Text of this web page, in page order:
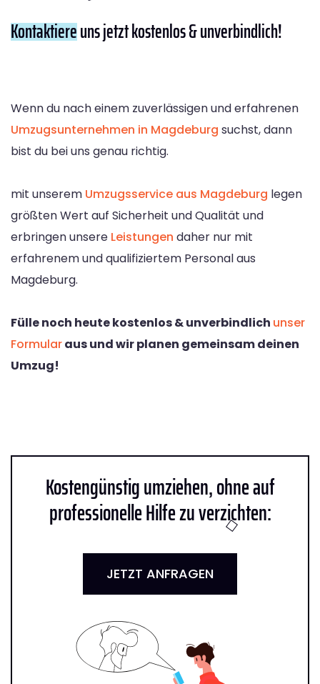
Kontaktiereuns jetzt kostenlos & unverbindlich!
Wenn du nach einem zuverlässigen und erfahrenen
Umzugsunternehmen in Magdeburg suchst, dann
bist du bei uns genau richtig.
mit unserem Umzugsservice aus Magdeburg legen
größten Wert auf Sicherheit und Qualität und
erbringen unsere Leistungen daher nur mit
erfahrenem und qualifiziertem Personal aus
Magdeburg.
Fülle noch heute kostenlos & unverbindlich unser
Formularaus und wir planen gemeinsam deinen
Umzug!
Kostengünstig umziehen, ohne auf
professionelle Hilfe zu verzichten:
JETZT ANFRAGEN